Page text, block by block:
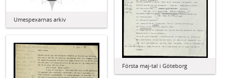
Första maj-tal i Göteborg
Umespexarnas arkiv